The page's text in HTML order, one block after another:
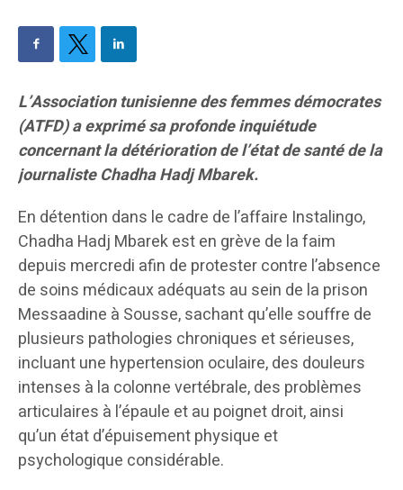
L’Association tunisienne des femmes démocrates
(ATFD) a exprimé sa profonde inquiétude
concernant la détérioration de l’état de santé de la
journaliste Chadha Hadj Mbarek.
En détention dans le cadre de l’affaire Instalingo,
Chadha Hadj Mbarek est en grève de la faim
depuis mercredi afin de protester contre l’absence
de soins médicaux adéquats au sein de la prison
Messaadine à Sousse, sachant qu’elle souffre de
plusieurs pathologies chroniques et sérieuses,
incluant une hypertension oculaire, des douleurs
intenses à la colonne vertébrale, des problèmes
articulaires à l’épaule et au poignet droit, ainsi
qu’un état d’épuisement physique et
psychologique considérable.